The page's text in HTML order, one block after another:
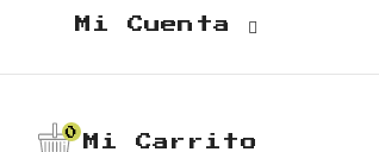
Mi Cuenta
0
Mi Carrito